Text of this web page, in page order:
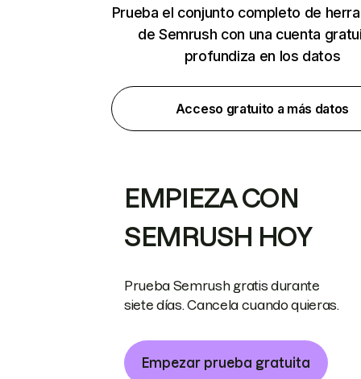
Prueba el conjunto completo de
de Semrush con una cuenta
profundiza en los datos
Acceso gratuito a más datos
EMPIEZA CON
SEMRUSH HOY
Prueba Semrush gratis durante
siete días. Cancela cuando quieras.
Empezar prueba gratuita